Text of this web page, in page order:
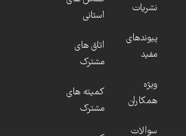
نشریات
پیوندهای
مفید
ویژه
همکاران
سوالات
استانی
اتاق های
مشترک
کمیته های
مشترک